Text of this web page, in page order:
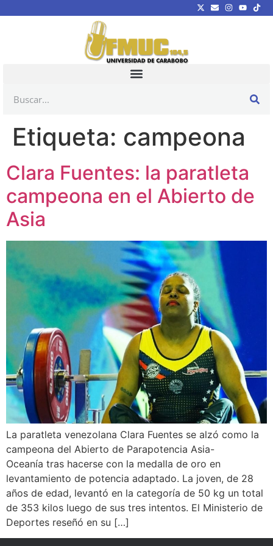
Etiqueta: campeona
Clara Fuentes: la paratleta
campeona en el Abierto de
Asia
La paratleta venezolana Clara Fuentes se alzó como la
campeona del Abierto de Parapotencia Asia-
Oceanía tras hacerse con la medalla de oro en
levantamiento de potencia adaptado. La joven, de 28
años de edad, levantó en la categoría de 50 kg un total
de 353 kilos luego de sus tres intentos. El Ministerio de
Deportes reseñó en su […]